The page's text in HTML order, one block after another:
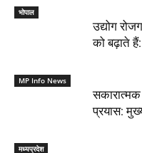
भोपाल
उद्योग
को बढ़ाते
MP Info News
प्रयास:
मध्यप्रदेश